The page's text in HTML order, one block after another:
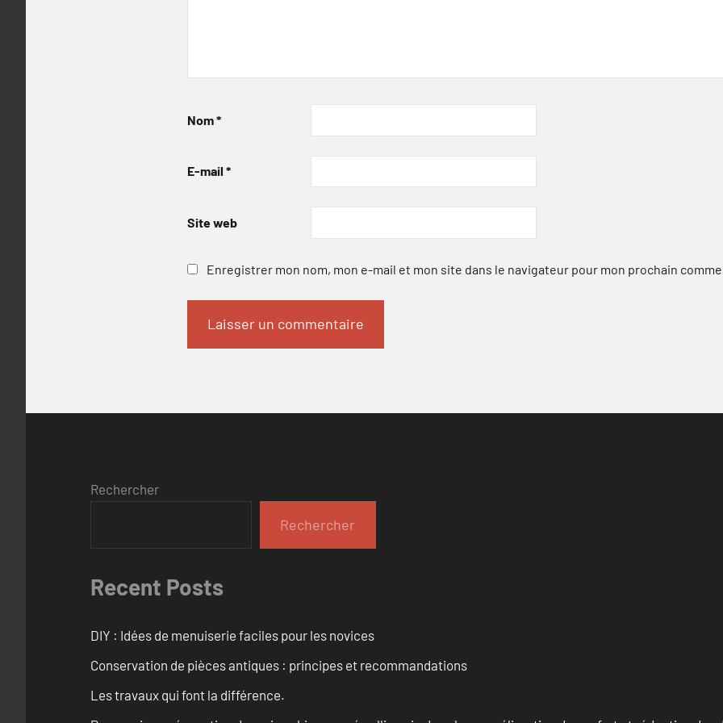
Nom*
E-mail *
Site web
Enregistrer mon nom, mon e-mail et mon site dans le navigateur pour mon prochain
Rechercher
Rechercher
Recent Posts
DIY : Idées de menuiserie faciles pour les novices
Conservation de pièces antiques : principes et recommandations
Les travaux qui font la différence.